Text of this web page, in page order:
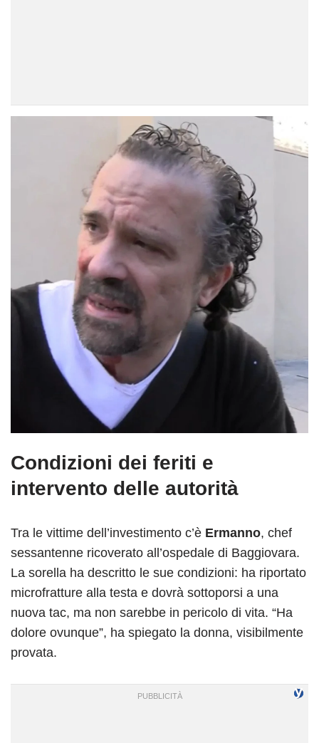
Condizioni dei feriti e
intervento delle autorità
Tra le vittime dell’investimento c’è Ermanno, chef
sessantenne ricoverato all’ospedale di Baggiovara.
La sorella ha descritto le sue condizioni: ha riportato
microfratture alla testa e dovrà sottoporsi a una
nuova tac, ma non sarebbe in pericolo di vita. “Ha
dolore ovunque”, ha spiegato la donna, visibilmente
provata.